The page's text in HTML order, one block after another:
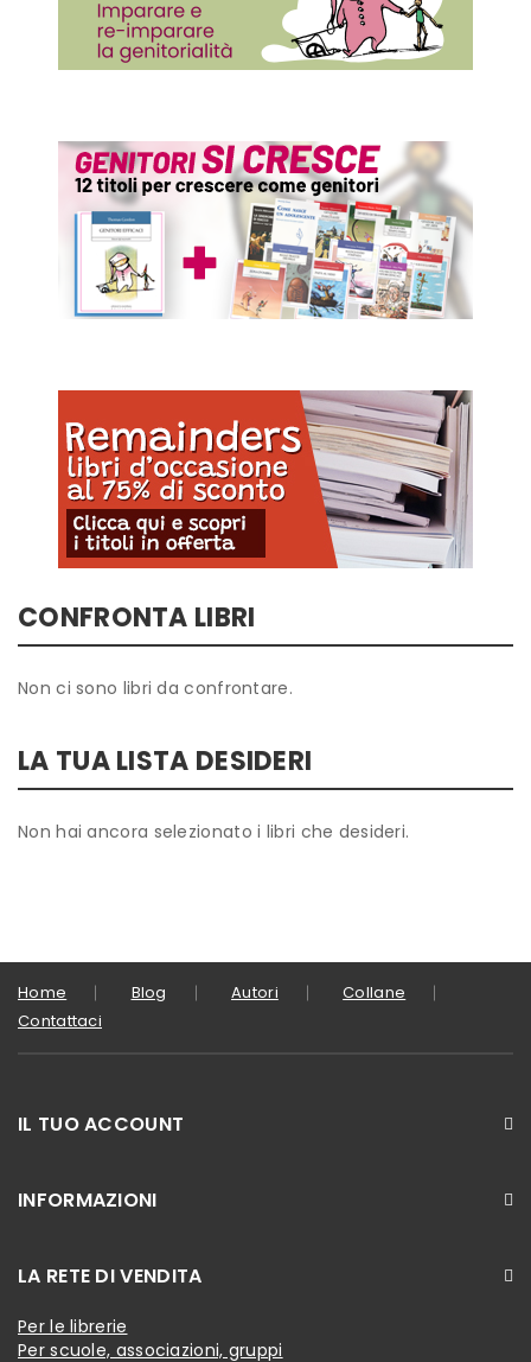
CONFRONTA LIBRI
Non ci sono libri da confrontare.
LA TUA LISTA DESIDERI
Non hai ancora selezionato i libri che desideri.
Home Blog Autori
Collane
Contattaci
IL TUO ACCOUNT
INFORMAZIONI
LA RETE DI VENDITA
Per le librerie
Per scuole, associazioni, gruppi